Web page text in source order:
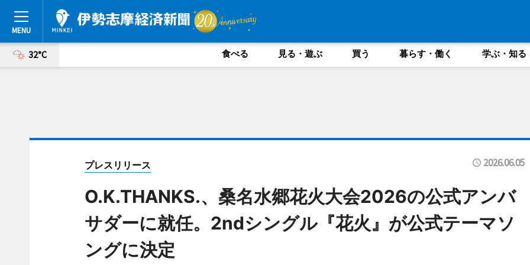
32°C 食べる 見る・遊ぶ 買う 暮らす・働く 学ぶ・知る
プレスリリース 2026.06.05
O.K.THANKS.、桑名水郷花火大会2026の公式アンバ
サダーに就任。2ndシングル『花火』が公式テーマソ
ングに決定